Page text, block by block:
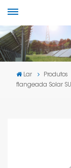
Lar Produtos
flangeada Solar